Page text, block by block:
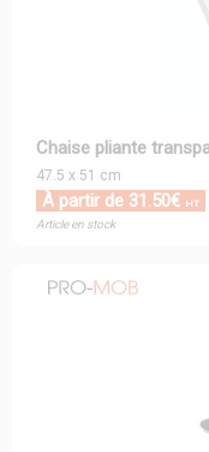
Chaise pliante
47.5 x 51 cm
À partir de 31.50€ HT
Article en stock